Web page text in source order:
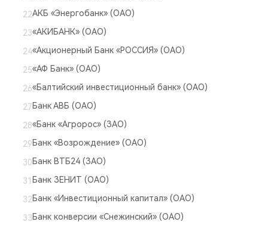
АКБ «Энергобанк» (ОАО)
«АКИБАНК» (ОАО)
«Акционерный Банк «РОССИЯ» (ОАО)
«АФ Банк» (ОАО)
«Балтийский инвестиционный банк» (ОАО)
Банк АВБ (ОАО)
«Банк «Агророс» (ЗАО)
Банк «Возрождение» (ОАО)
Банк ВТБ24 (ЗАО)
Банк ЗЕНИТ (ОАО)
Банк «Инвестиционный капитал» (ОАО)
Банк конверсии «Снежинский» (ОАО)